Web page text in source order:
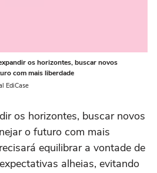
os horizontes, buscar novos
com mais liberdade
EdiCase
os horizontes, buscar novos
o futuro com mais
equilibrar a vontade de
alheias, evitando